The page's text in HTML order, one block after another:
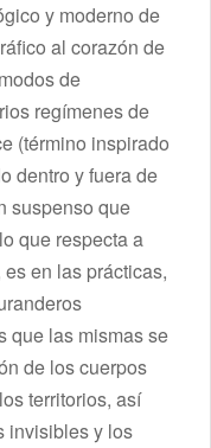
y moderno de
al corazón de
de
regímenes de
(término inspirado
dentro y fuera de
suspenso que
que respecta a
en las prácticas,
que las mismas se
de los cuerpos
territorios, así
invisibles y los